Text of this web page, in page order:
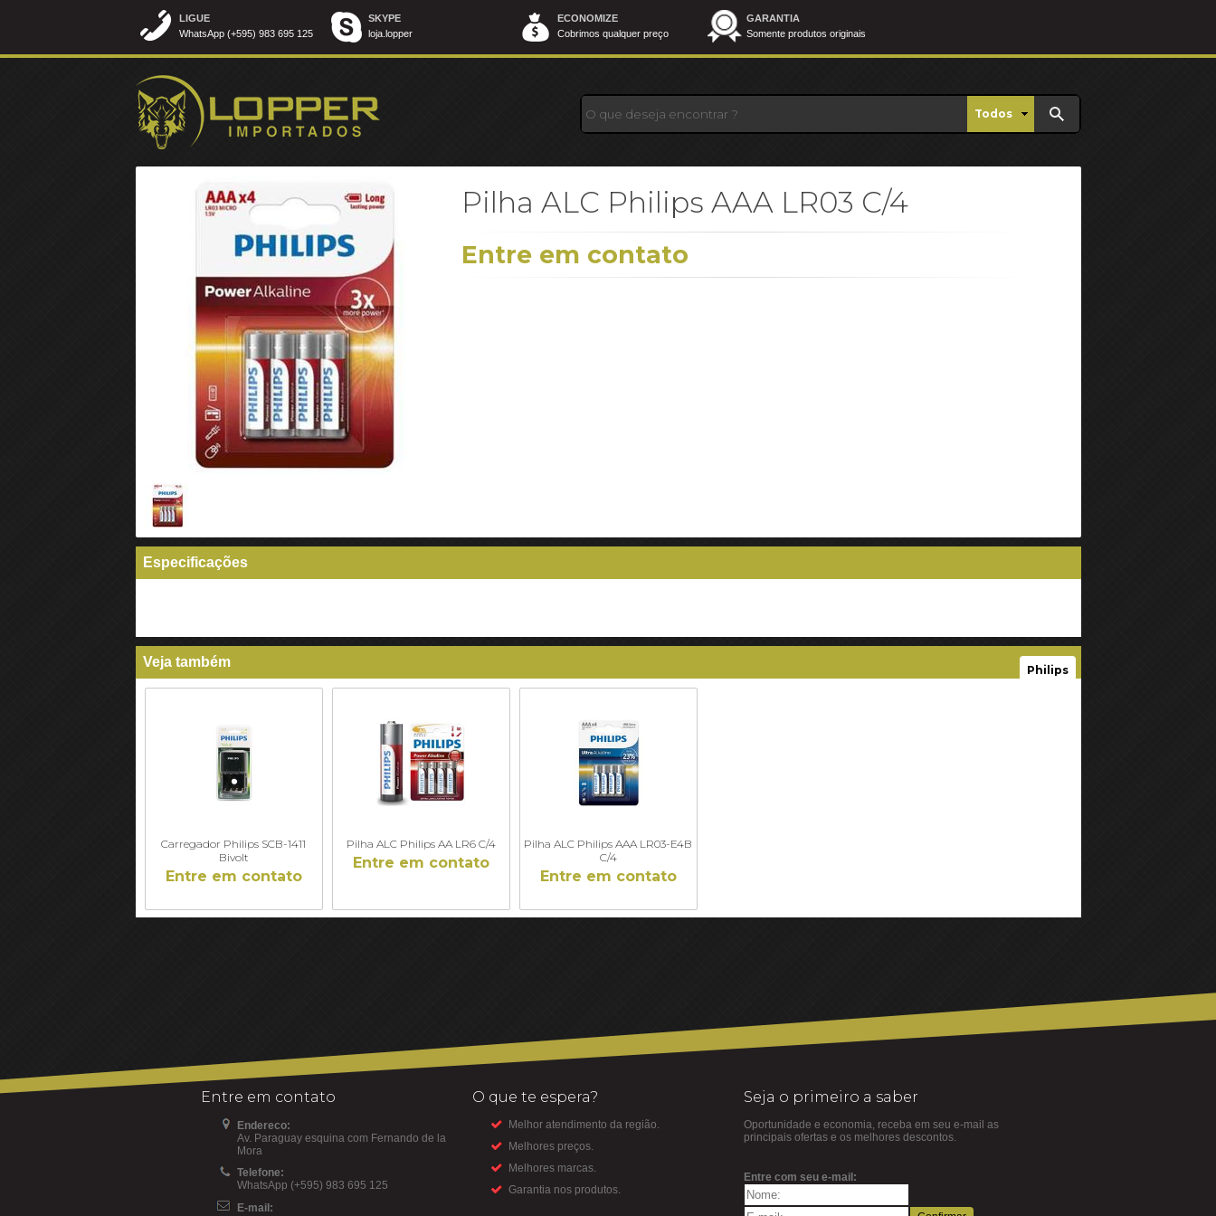
LIGUE
WhatsApp (+595) 983 695 125
SKYPE
loja.lopper
ECONOMIZE
Cobrimos qualquer preço
GARANTIA
Somente produtos originais
Todos
Pilha ALC Philips AAA LR03 C/4
Entre em contato
Especificações
Veja também
Philips
Carregador Philips SCB-1411
Bivolt
Entre em contato
Pilha ALC Philips AA LR6 C/4
Entre em contato
Pilha ALC Philips AAA LR03-E4B
C/4
Entre em contato
Entre em contato
Endereco:
Av. Paraguay esquina com Fernando de la
Mora
Telefone:
WhatsApp (+595) 983 695 125
E-mail:
O que te espera?
Melhor atendimento da região.
Melhores preços.
Melhores marcas.
Garantia nos produtos.
Seja o primeiro a saber
Oportunidade e economia, receba em seu e-mail as
principais ofertas e os melhores descontos.
Entre com seu e-mail: